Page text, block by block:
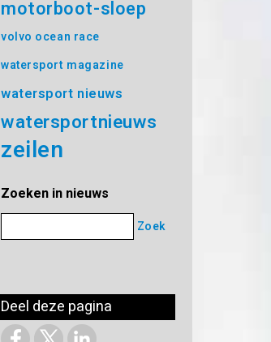
motorboot-sloep
volvo ocean race
watersport magazine
watersport nieuws
watersportnieuws
zeilen
Zoeken in nieuws
Zoek
Deel deze pagina